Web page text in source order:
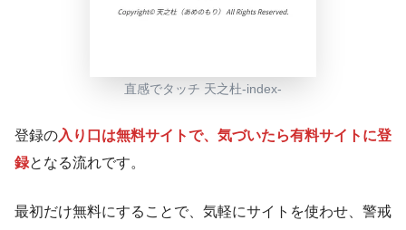
直感でタッチ 天之杜-index-
登録の入り口は無料サイトで、気づいたら有料サイトに登
録となる流れです。
最初だけ無料にすることで、気軽にサイトを使わせ、警戒